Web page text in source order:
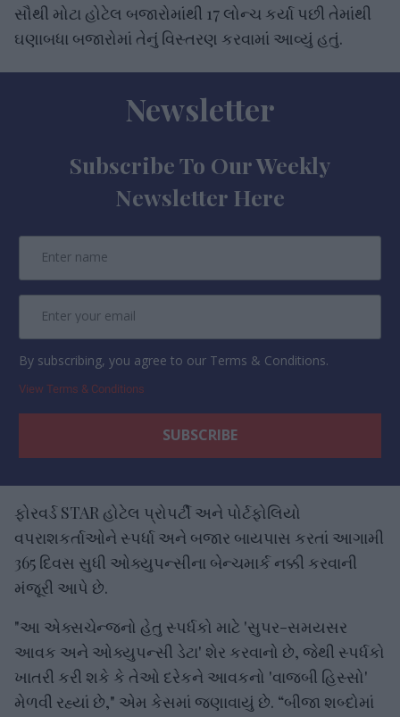
સૌથી મોટા હોટેલ બજારોમાંથી 17 લોન્ચ કર્યા પછી તેમાંથી
ઘણાબધા બજારોમાં તેનું વિસ્તરણ કરવામાં આવ્યું હતું.
Newsletter
Subscribe To Our Weekly
Newsletter Here
By subscribing, you agree to our Terms & Conditions.
View Terms & Conditions
ફોરવર્ડ STAR હોટેલ પ્રોપર્ટી અને પોર્ટફોલિયો
વપરાશકર્તાઓને સ્પર્ધા અને બજાર બાયપાસ કરતાં આગામી
365 દિવસ સુધી ઓક્યુપન્સીના બેન્ચમાર્ક નક્કી કરવાની
મંજૂરી આપે છે.
"આ એક્સચેન્જનો હેતુ સ્પર્ધકો માટે 'સુપર-સમયસર
આવક અને ઓક્યુપન્સી ડેટા' શેર કરવાનો છે, જેથી સ્પર્ધકો
ખાતરી કરી શકે કે તેઓ દરેકને આવકનો 'વાજબી હિસ્સો'
મેળવી રહ્યાં છે," એમ કેસમાં જણાવાયું છે. “બીજા શબ્દોમાં